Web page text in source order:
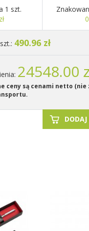
1 szt.
490.96 zł
24548.00
ceny są cenami netto (nie